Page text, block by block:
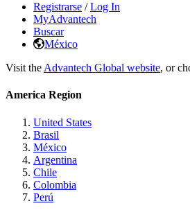
Registrarse / Log In
MyAdvantech
Buscar
México
Visit the Advantech Global website, or
America Region
United States
Brasil
México
Argentina
Chile
Colombia
Perú